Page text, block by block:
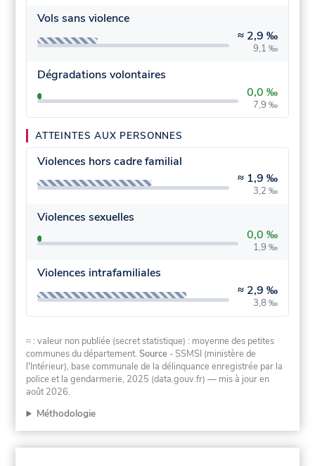
Vols sans violence
≈ 2,9 ‰
9,1 ‰
Dégradations volontaires
0,0 ‰
7,9 ‰
ATTEINTES AUX PERSONNES
Violences hors cadre familial
≈ 1,9 ‰
3,2 ‰
Violences sexuelles
0,0 ‰
1,9 ‰
Violences intrafamiliales
≈ 2,9 ‰
3,8 ‰
≈ : valeur non publiée (secret statistique) : moyenne des petites
communes du département.Source - SSMSI (ministère de
l'Intérieur), base communale de la délinquance enregistrée par la
police et la gendarmerie, 2025 (data.gouv.fr) — mis à jour en
août 2026.
Méthodologie